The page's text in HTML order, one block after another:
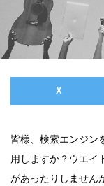
X
皆様、検索エンジン
用しますか？ウエイ
があったりしません